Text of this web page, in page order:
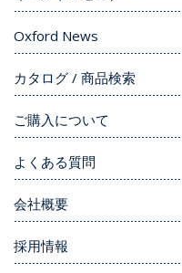
Oxford News
カタログ / 商品検索
ご購入について
よくある質問
会社概要
採用情報